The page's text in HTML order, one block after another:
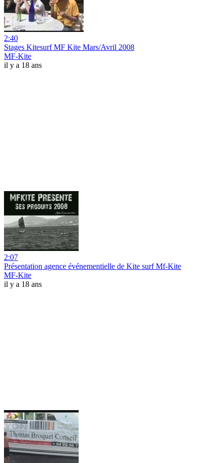
2:40
Stages Kitesurf MF Kite Mars/Avril 2008
MF-Kite
il y a 18 ans
2:07
Présentation agence événementielle de Kite surf Mf-Kite
MF-Kite
il y a 18 ans